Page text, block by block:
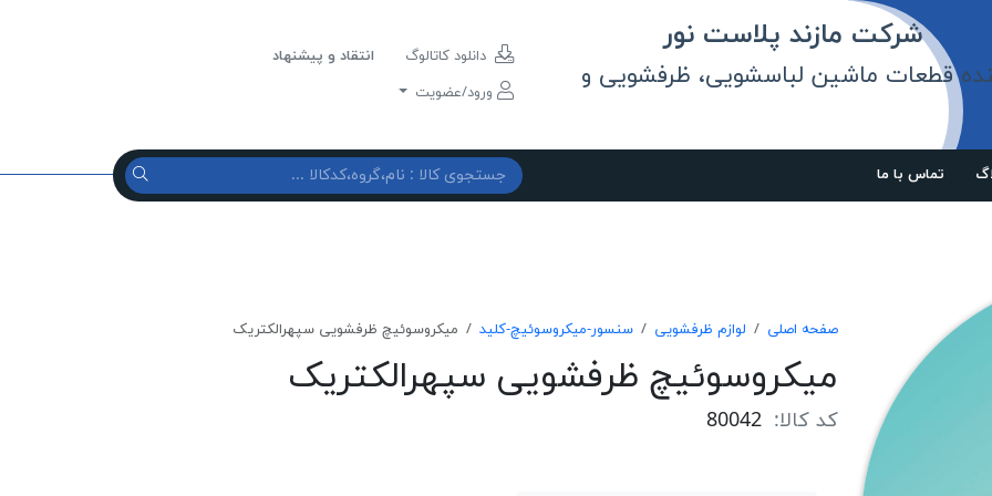
مازند پلاست نور
قطعات ماشین لباسشویی، ظرفشویی و
دانلود کاتالوگ
انتقاد و پیشنهاد
ورود/عضویت
تماس با ما
صفحه اصلی لوازم ظرفشویی سنسور-میکروسوئیچ-کلید ميكروسوئيچ ظرفشويی سپهرالكتريک
ميكروسوئيچ ظرفشويی سپهرالكتريک
کد کالا: 80042